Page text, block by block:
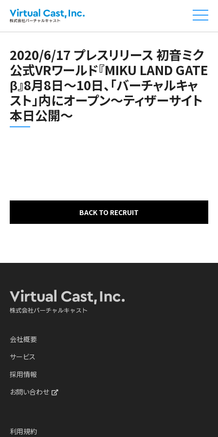
2020/6/17 プレスリリース 初音ミク
公式VRワールド『MIKU LAND GATE
β』8月8日～10日、「バーチャルキャ
スト」内にオープン～ティザーサイト
本日公開～
BACK TO RECRUIT
会社概要
サービス
採用情報
お問い合わせ
利用規約